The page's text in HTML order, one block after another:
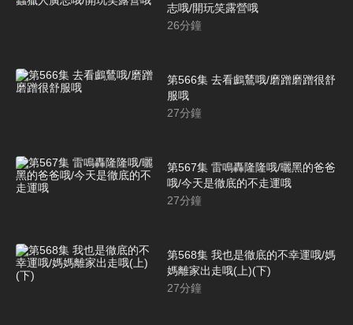
志哦/開玩笑露營哦
26分鐘
第566集 去看鸕鶿哦/磨蹭磨蹭很舒
服哦
27分鐘
第567集 雷鳴轟隆隆哦/曬黑的爸爸
哦/今天是徹底的不走運哦
27分鐘
第568集 我也是徹底的不幸運哦/媽
媽離家出走哦(上)(下)
27分鐘